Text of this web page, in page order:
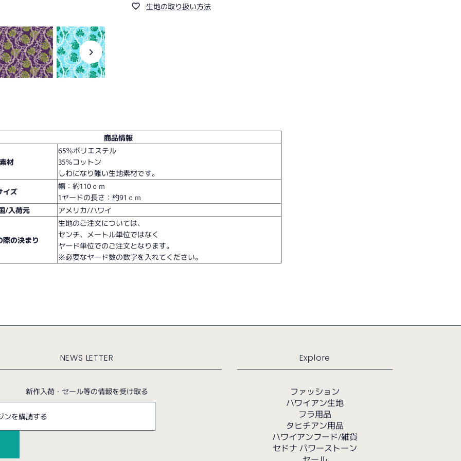
生地の取り扱い方法
商品情報
材
65％ポリエステル
35％コットン
しわになり難い生地素材です。
イズ
幅：約110ｃｍ
1ヤードの長さ：約91ｃｍ
/入荷元
アメリカ/ハワイ
際の決まり
生地のご注文については、
センチ、メートル単位ではなく
ヤード単位でのご注文となります。
※必要なヤード数の数字を入れてください。
NEWS LETTER
新作入荷・セール等の情報を受け取る
Explore
ファッション
ハワイアン生地
フラ用品
タヒチアン用品
ハワイアンフード/雑貨
セドナ パワーストーン